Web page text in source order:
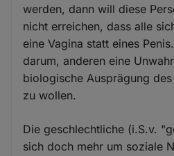
werden, dann will diese
nicht erreichen, dass alle
eine Vagina statt eines
darum, anderen eine
biologische Ausprägung
zu wollen.
Die geschlechtliche (i.S.v.
sich doch mehr um soziale